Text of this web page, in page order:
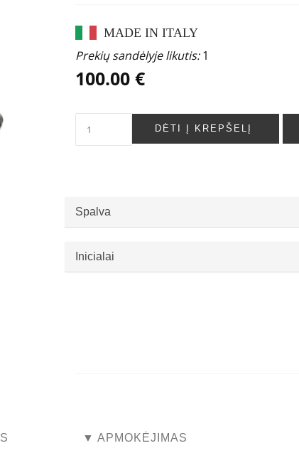
MADE IN ITALY
Prekių sandėlyje likutis:1
100.00 €
DĖTI Į KREPŠELĮ
Spalva
Inicialai
▼ APMOKĖJIMAS